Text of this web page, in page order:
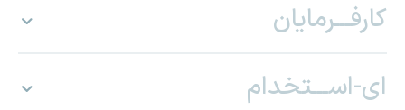
کارفـــرمایان
ای-اســـتخدام